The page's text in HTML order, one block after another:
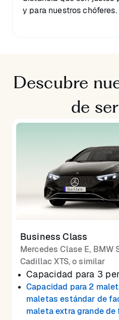
y para nuestros chóferes.
Descubre
de
Business Class
Mercedes Clase E, BMW
Cadillac XTS, o similar
Capacidad para 3
Capacidad para 2
maletas estándar de
maleta extra grande